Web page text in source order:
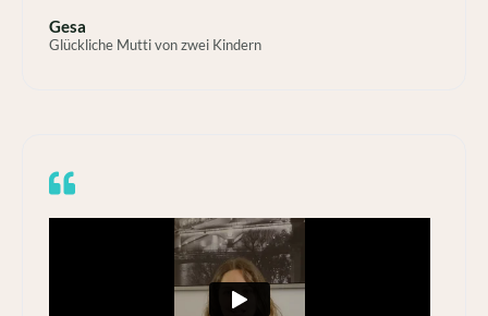
Gesa
Glückliche Mutti von zwei Kindern